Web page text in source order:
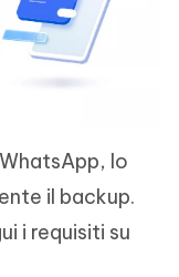
lo
il backup.
i requisiti su